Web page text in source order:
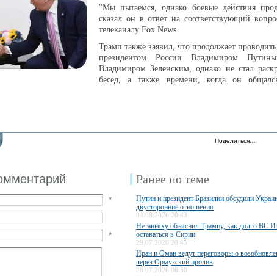
"Мы пытаемся, однако боевые действия
сказал он в ответ на соответствующий
телеканалу Fox News.
Трамп также заявил, что продолжает
президентом России Владимиром
Владимиром Зеленским, однако не стал
бесед, а также времени, когда он
Поделиться…
*
*
Ранее по теме
Путин и президент Бразилии обсудили
двусторонние отношения
04.08.2026 20:43
Нетаньяху объяснил Трампу, как долго ВС
оставаться в Сирии
29.07.2026 20:45
Иран и Оман ведут переговоры о
через Ормузский пролив
28.07.2026 06:50